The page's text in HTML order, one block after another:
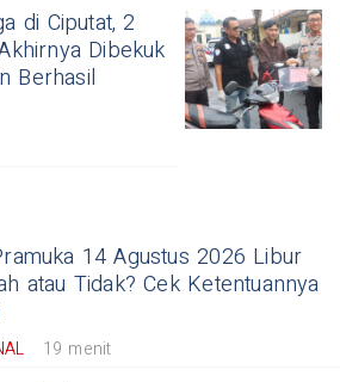
di Ciputat, 2
Dibekuk
Berhasil
14 Agustus 2026 Libur
atau Tidak? Cek Ketentuannya
19 menit